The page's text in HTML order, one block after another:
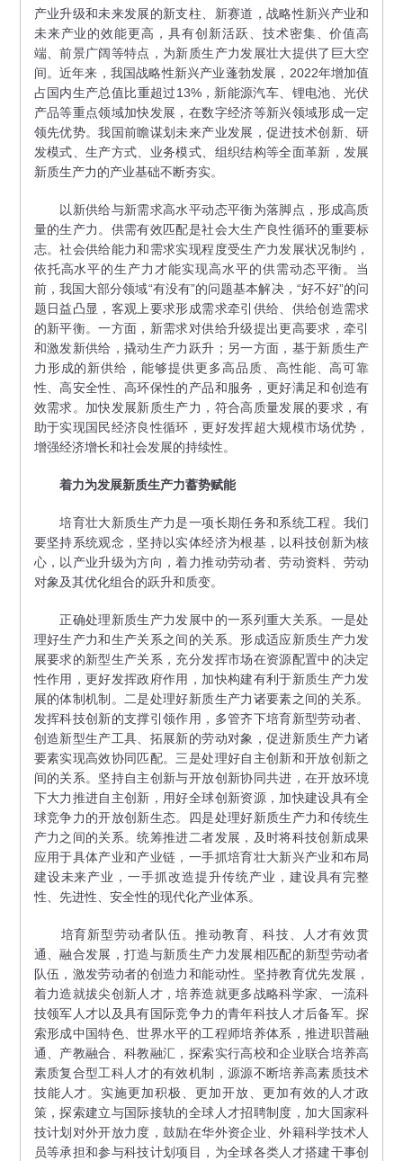
产业升级和未来发展的新支柱、新赛道，战略性新兴产业和
未来产业的效能更高，具有创新活跃、技术密集、价值高
端、前景广阔等特点，为新质生产力发展壮大提供了巨大空
间。近年来，我国战略性新兴产业蓬勃发展，2022年增加值
占国内生产总值比重超过13%，新能源汽车、锂电池、光伏
产品等重点领域加快发展，在数字经济等新兴领域形成一定
领先优势。我国前瞻谋划未来产业发展，促进技术创新、研
发模式、生产方式、业务模式、组织结构等全面革新，发展
新质生产力的产业基础不断夯实。
以新供给与新需求高水平动态平衡为落脚点，形成高质
量的生产力。供需有效匹配是社会大生产良性循环的重要标
志。社会供给能力和需求实现程度受生产力发展状况制约，
依托高水平的生产力才能实现高水平的供需动态平衡。当
前，我国大部分领域“有没有”的问题基本解决，“好不好”的问
题日益凸显，客观上要求形成需求牵引供给、供给创造需求
的新平衡。一方面，新需求对供给升级提出更高要求，牵引
和激发新供给，撬动生产力跃升；另一方面，基于新质生产
力形成的新供给，能够提供更多高品质、高性能、高可靠
性、高安全性、高环保性的产品和服务，更好满足和创造有
效需求。加快发展新质生产力，符合高质量发展的要求，有
助于实现国民经济良性循环，更好发挥超大规模市场优势，
增强经济增长和社会发展的持续性。
着力为发展新质生产力蓄势赋能
培育壮大新质生产力是一项长期任务和系统工程。我们
要坚持系统观念，坚持以实体经济为根基，以科技创新为核
心，以产业升级为方向，着力推动劳动者、劳动资料、劳动
对象及其优化组合的跃升和质变。
正确处理新质生产力发展中的一系列重大关系。一是处
理好生产力和生产关系之间的关系。形成适应新质生产力发
展要求的新型生产关系，充分发挥市场在资源配置中的决定
性作用，更好发挥政府作用，加快构建有利于新质生产力发
展的体制机制。二是处理好新质生产力诸要素之间的关系。
发挥科技创新的支撑引领作用，多管齐下培育新型劳动者、
创造新型生产工具、拓展新的劳动对象，促进新质生产力诸
要素实现高效协同匹配。三是处理好自主创新和开放创新之
间的关系。坚持自主创新与开放创新协同共进，在开放环境
下大力推进自主创新，用好全球创新资源，加快建设具有全
球竞争力的开放创新生态。四是处理好新质生产力和传统生
产力之间的关系。统筹推进二者发展，及时将科技创新成果
应用于具体产业和产业链，一手抓培育壮大新兴产业和布局
建设未来产业，一手抓改造提升传统产业，建设具有完整
性、先进性、安全性的现代化产业体系。
培育新型劳动者队伍。推动教育、科技、人才有效贯
通、融合发展，打造与新质生产力发展相匹配的新型劳动者
队伍，激发劳动者的创造力和能动性。坚持教育优先发展，
着力造就拔尖创新人才，培养造就更多战略科学家、一流科
技领军人才以及具有国际竞争力的青年科技人才后备军。探
索形成中国特色、世界水平的工程师培养体系，推进职普融
通、产教融合、科教融汇，探索实行高校和企业联合培养高
素质复合型工科人才的有效机制，源源不断培养高素质技术
技能人才。实施更加积极、更加开放、更加有效的人才政
策，探索建立与国际接轨的全球人才招聘制度，加大国家科
技计划对外开放力度，鼓励在华外资企业、外籍科学技术人
员等承担和参与科技计划项目，为全球各类人才搭建干事创